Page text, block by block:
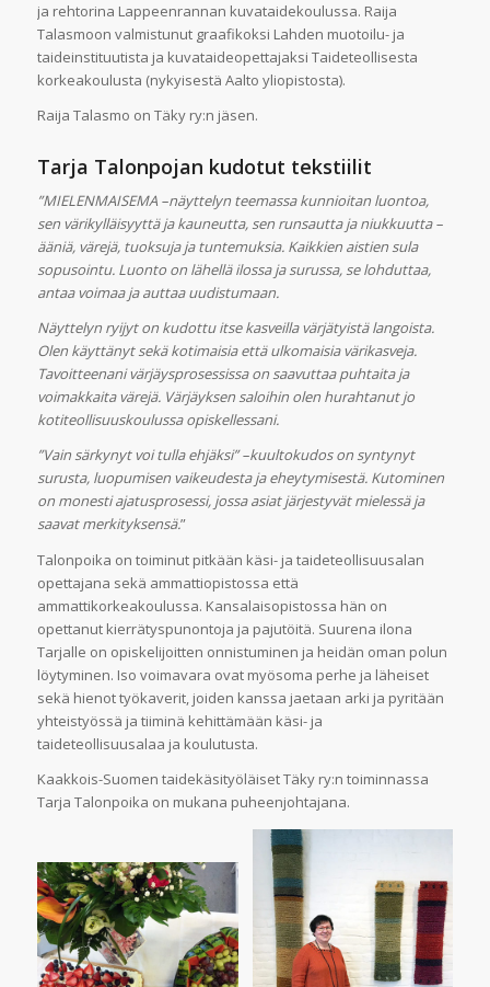
ja rehtorina Lappeenrannan kuvataidekoulussa. Raija
Talasmoon valmistunut graafikoksi Lahden muotoilu- ja
taideinstituutista ja kuvataideopettajaksi Taideteollisesta
korkeakoulusta (nykyisestä Aalto yliopistosta).
Raija Talasmo on Täky ry:n jäsen.
Tarja Talonpojan kudotut tekstiilit
”MIELENMAISEMA –näyttelyn teemassa kunnioitan luontoa,
sen värikylläisyyttä ja kauneutta, sen runsautta ja niukkuutta –
ääniä, värejä, tuoksuja ja tuntemuksia. Kaikkien aistien sula
sopusointu. Luonto on lähellä ilossa ja surussa, se lohduttaa,
antaa voimaa ja auttaa uudistumaan.
Näyttelyn ryijyt on kudottu itse kasveilla värjätyistä langoista.
Olen käyttänyt sekä kotimaisia että ulkomaisia värikasveja.
Tavoitteenani värjäysprosessissa on saavuttaa puhtaita ja
voimakkaita värejä. Värjäyksen saloihin olen hurahtanut jo
kotiteollisuuskoulussa opiskellessani.
”Vain särkynyt voi tulla ehjäksi” –kuultokudos on syntynyt
surusta, luopumisen vaikeudesta ja eheytymisestä. Kutominen
on monesti ajatusprosessi, jossa asiat järjestyvät mielessä ja
saavat merkityksensä.”
Talonpoika on toiminut pitkään käsi- ja taideteollisuusalan
opettajana sekä ammattiopistossa että
ammattikorkeakoulussa. Kansalaisopistossa hän on
opettanut kierrätyspunontoja ja pajutöitä. Suurena ilona
Tarjalle on opiskelijoitten onnistuminen ja heidän oman polun
löytyminen. Iso voimavara ovat myösoma perhe ja läheiset
sekä hienot työkaverit, joiden kanssa jaetaan arki ja pyritään
yhteistyössä ja tiiminä kehittämään käsi- ja
taideteollisuusalaa ja koulutusta.
Kaakkois-Suomen taidekäsityöläiset Täky ry:n toiminnassa
Tarja Talonpoika on mukana puheenjohtajana.